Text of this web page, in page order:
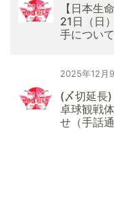
【日本生
21日（日
手について
2025年12月
(〆切延長
卓球観戦
せ（手話通